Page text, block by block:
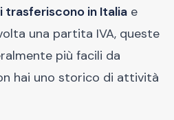
trasferiscono in Italia e
una partita IVA, queste
più facili da
hai uno storico di attività